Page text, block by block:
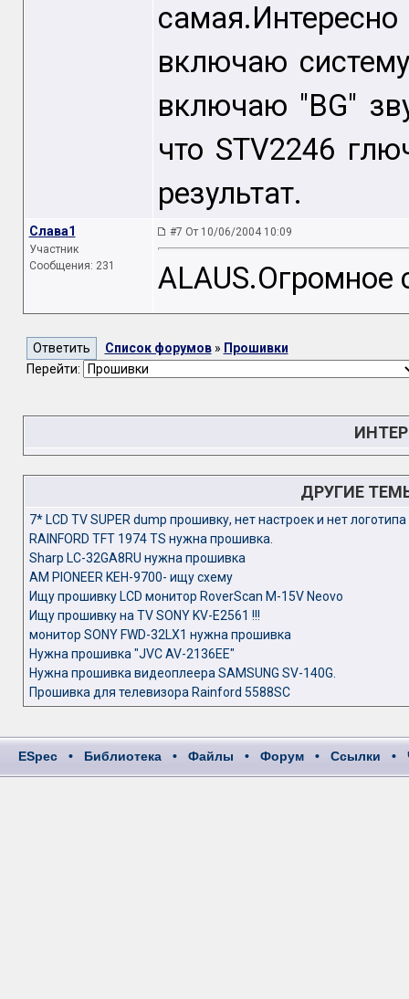
включаю
включаю "BG"
что STV2246
результат.
Слава1
Участник
Сообщения: 231
#7 От 10/06/2004 10:09
ALAUS.Огромное
Список форумов» Прошивки
Перейти:
ДРУГИЕ
7* LCD TV SUPER dump прошивку, нет настроек и нет логотипа
RAINFORD TFT 1974 TS нужна прошивка.
Sharp LC-32GA8RU нужна прошивка
АМ PIONEER KEH-9700- ищу схему
Ищу прошивку LCD монитор RoverScan M-15V Neovo
Ищу прошивку на TV SONY KV-E2561 !!!
монитор SONY FWD-32LX1 нужна прошивка
Нужна прошивка "JVC AV-2136EE"
Нужна прошивка видеоплеера SAMSUNG SV-140G.
Прошивка для телевизора Rainford 5588SC
ESpec • Библиотека • Файлы • Форум • Ссылки •